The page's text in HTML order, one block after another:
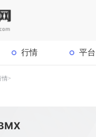
行情 平台
情